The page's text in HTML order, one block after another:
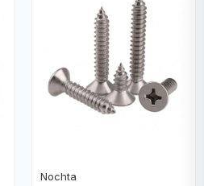
Nochta